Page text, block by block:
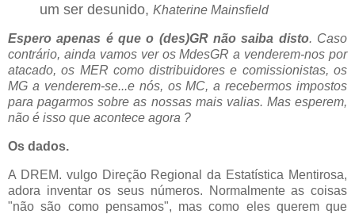
um ser desunido, Khaterine Mainsfield
Espero apenas é que o (des)GR não saiba disto. Caso
contrário, ainda vamos ver os MdesGR a venderem-nos por
atacado, os MER como distribuidores e comissionistas, os
MG a venderem-se...e nós, os MC, a recebermos impostos
para pagarmos sobre as nossas mais valias. Mas esperem,
não é isso que acontece agora ?
Os dados.
A DREM. vulgo Direção Regional da Estatística Mentirosa,
adora inventar os seus números. Normalmente as coisas
"não são como pensamos", mas como eles querem que